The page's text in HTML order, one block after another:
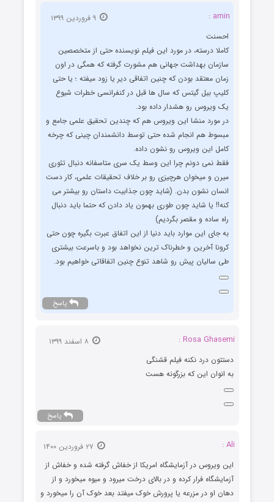
amin :
احسنت
کاملا درسته، در مورد این فیلم نویسنده حتی از متخصصین
سازمان بهداشت جهانی هم مشورت گرفته که همگی در اون
زمان معتقد بودن که چنین اتفاقی دیر یا زود میفته ؛ یا حتی
کلیپ بیل گیتس که سال ها قبل در کنفرانسی خطرات شیوع
یک ویروس رو هشدار داده بود.
در مورد منشا این ویروس هم که چندین تحقیق علمی جامع و
مبسوط هم انجام شده حتی توسط دانشمندان چینی که چرخه
کامل این ویروس رو نشون داده.
فقط نمی دونم چرا این وسط یک سری متاسفانه دنبال تئوری
میرن و میخوان هرچیزی رو بر خلاف تحقیقات علمی، کار دست
انسان نشون بدن. (شاید چون جذابیت داستان رو بیشتر می
کنه!! یا شاید چون طوری بهمون یاد دادن که حتما باید دنبال
راه ساده و مقصر بگردیم)
به جای این موارد باید دنیا از این اتفاق عبرت بگیره چون حتی
کرونا آخرین و خطرناک ترین نخواهد بود و باسرعت بیشتری
طی سالیان پیش رو شاهد تنوع چنین اتفاقاتی خواهیم بود.
پاسخ
Rosa Ghasemi :
دستتون درد نکنه فیلم قشنگی
به انوان این که بزرگونه هست
پاسخ
Ali :
این ویروس در آزمایشگاه امریکا از خفاش گرفته شده و خفاش از
آزمایشگاه فرار کرده و در بالای درخت میرود و میوه میخورد و از
دهان او در مزرعه یا پرورش خوک میفتد بعد خوک آن را میخورد و